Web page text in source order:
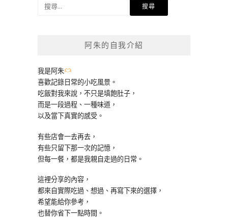
阿朱的自我介紹
我是阿朱
喜歡記錄日常的小吃風景。
吃飯對我來說，不只是填飽肚子，
而是一段過程、一種味道，
以及當下真實的感受。
有些店會一去再去，
有些只留下那一次的記憶，
但每一餐，都是我親自走過的日常。
這裡分享的內容，
都來自實際吃過、想過、再寫下來的選擇，
希望能給你參考，
也替你省下一點時間。